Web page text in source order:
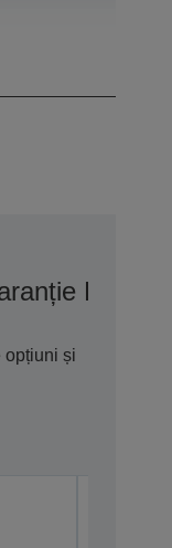
opțiuni și